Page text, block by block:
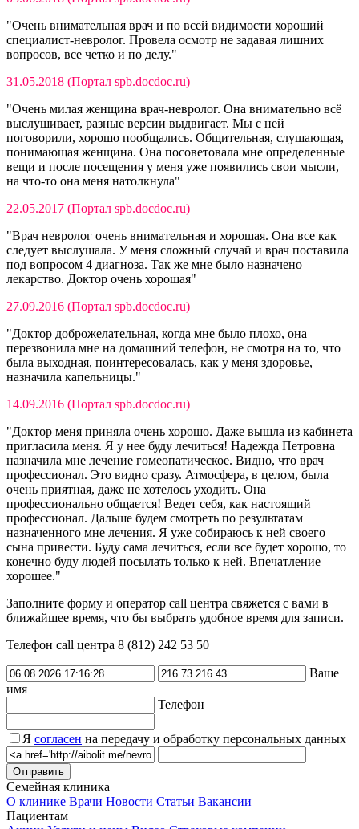
"Очень внимательная врач и по всей видимости хороший
специалист-невролог. Провела осмотр не задавая лишних
вопросов, все четко и по делу."
31.05.2018 (Портал spb.docdoc.ru)
"Очень милая женщина врач-невролог. Она внимательно всё
выслушивает, разные версии выдвигает. Мы с ней
поговорили, хорошо пообщались. Общительная, слушающая,
понимающая женщина. Она посоветовала мне определенные
вещи и после посещения у меня уже появились свои мысли,
на что-то она меня натолкнула"
22.05.2017 (Портал spb.docdoc.ru)
"Врач невролог очень внимательная и хорошая. Она все как
следует выслушала. У меня сложный случай и врач поставила
под вопросом 4 диагноза. Так же мне было назначено
лекарство. Доктор очень хорошая"
27.09.2016 (Портал spb.docdoc.ru)
"Доктор доброжелательная, когда мне было плохо, она
перезвонила мне на домашний телефон, не смотря на то, что
была выходная, поинтересовалась, как у меня здоровье,
назначила капельницы."
14.09.2016 (Портал spb.docdoc.ru)
"Доктор меня приняла очень хорошо. Даже вышла из кабинета
пригласила меня. Я у нее буду лечиться! Надежда Петровна
назначила мне лечение гомеопатическое. Видно, что врач
профессионал. Это видно сразу. Атмосфера, в целом, была
очень приятная, даже не хотелось уходить. Она
профессионально общается! Ведет себя, как настоящий
профессионал. Дальше будем смотреть по результатам
назначенного мне лечения. Я уже собираюсь к ней своего
сына привести. Буду сама лечиться, если все будет хорошо, то
конечно буду людей посылать только к ней. Впечатление
хорошее."
Заполните форму и оператор call центра свяжется с вами в
ближайшее время, что бы выбрать удобное время для записи.
Телефон call центра 8 (812) 242 53 50
Ваше
имя
Телефон
Я согласен на передачу и обработку персональных данных
Семейная клиника
О клинике Врачи Новости Статьи Вакансии
Пациентам